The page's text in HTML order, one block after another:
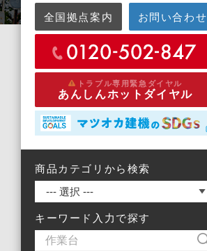
全国拠点案内 お問い合わせ
トラブル専用緊急ダイヤル
あんしんホットダイヤル
商品カテゴリから検索
キーワード入力で探す